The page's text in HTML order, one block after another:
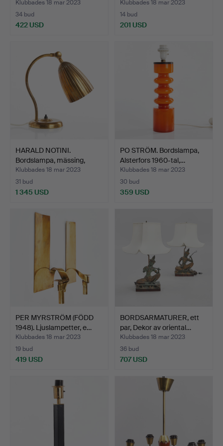
Klubbades 18 mar 2023
34 bud
422 USD
Klubbades 18 mar 2023
14 bud
201 USD
HARALD NOTINI.
Bordslampa, mässing,
modell…
Klubbades 18 mar 2023
31 bud
1 345 USD
PO STRÖM. Bordslampa,
Alsterfors 1960-tal,…
Klubbades 18 mar 2023
30 bud
359 USD
PER MYRSTRÖM (FÖDD
1948). Ljuslampetter, e…
Klubbades 18 mar 2023
19 bud
419 USD
BORDSARMATURER, ett
par, Dekor av oriental…
Klubbades 18 mar 2023
36 bud
707 USD